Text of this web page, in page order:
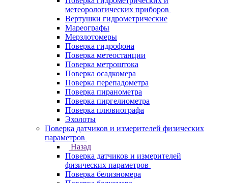
метеорологических приборов
Вертушки гидрометрические
Мареографы
Мерзлотомеры
Поверка гидрофона
Поверка метеостанции
Поверка метроштока
Поверка осадкомера
Поверка перепадометра
Поверка пиранометра
Поверка пиргелиометра
Поверка плювиографа
Эхолоты
Поверка датчиков и измерителей физических
параметров
Назад
Поверка датчиков и измерителей
физических параметров
Поверка белизномера